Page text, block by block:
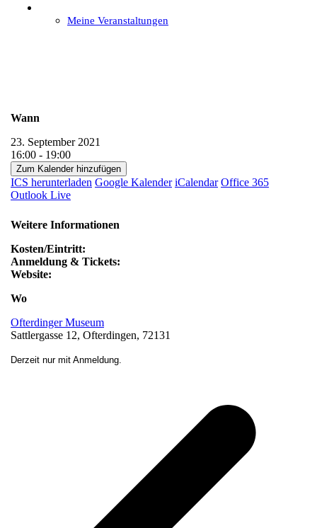
Meine Veranstaltungen
Wann
23. September 2021
16:00 - 19:00
Zum Kalender hinzufügen
ICS herunterladen Google Kalender iCalendar Office 365
Outlook Live
Weitere Informationen
Kosten/Eintritt:
Anmeldung & Tickets:
Website:
Wo
Ofterdinger Museum
Sattlergasse 12, Ofterdingen, 72131
Derzeit nur mit Anmeldung.